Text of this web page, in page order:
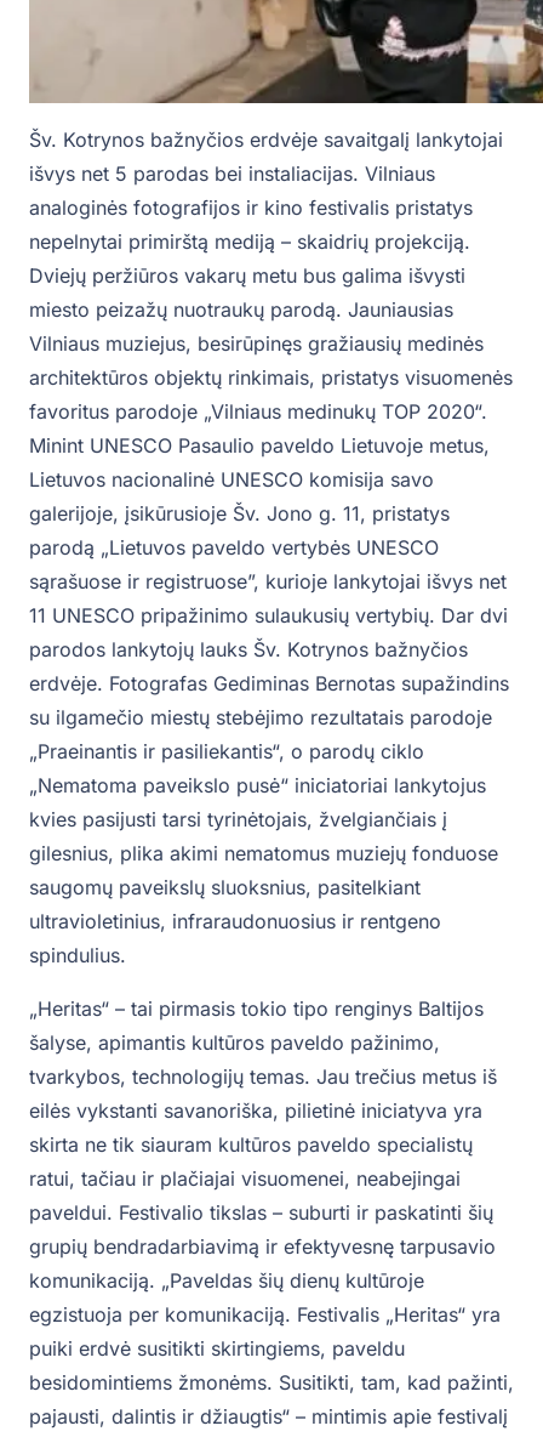
Šv. Kotrynos bažnyčios erdvėje savaitgalį lankytojai
išvys net 5 parodas bei instaliacijas. Vilniaus
analoginės fotografijos ir kino festivalis pristatys
nepelnytai primirštą mediją – skaidrių projekciją.
Dviejų peržiūros vakarų metu bus galima išvysti
miesto peizažų nuotraukų parodą. Jauniausias
Vilniaus muziejus, besirūpinęs gražiausių medinės
architektūros objektų rinkimais, pristatys visuomenės
favoritus parodoje „Vilniaus medinukų TOP 2020“.
Minint UNESCO Pasaulio paveldo Lietuvoje metus,
Lietuvos nacionalinė UNESCO komisija savo
galerijoje, įsikūrusioje Šv. Jono g. 11, pristatys
parodą „Lietuvos paveldo vertybės UNESCO
sąrašuose ir registruose”, kurioje lankytojai išvys net
11 UNESCO pripažinimo sulaukusių vertybių. Dar dvi
parodos lankytojų lauks Šv. Kotrynos bažnyčios
erdvėje. Fotografas Gediminas Bernotas supažindins
su ilgamečio miestų stebėjimo rezultatais parodoje
„Praeinantis ir pasiliekantis“, o parodų ciklo
„Nematoma paveikslo pusė“ iniciatoriai lankytojus
kvies pasijusti tarsi tyrinėtojais, žvelgiančiais į
gilesnius, plika akimi nematomus muziejų fonduose
saugomų paveikslų sluoksnius, pasitelkiant
ultravioletinius, infraraudonuosius ir rentgeno
spindulius.
„Heritas“ – tai pirmasis tokio tipo renginys Baltijos
šalyse, apimantis kultūros paveldo pažinimo,
tvarkybos, technologijų temas. Jau trečius metus iš
eilės vykstanti savanoriška, pilietinė iniciatyva yra
skirta ne tik siauram kultūros paveldo specialistų
ratui, tačiau ir plačiajai visuomenei, neabejingai
paveldui. Festivalio tikslas – suburti ir paskatinti šių
grupių bendradarbiavimą ir efektyvesnę tarpusavio
komunikaciją. „Paveldas šių dienų kultūroje
egzistuoja per komunikaciją. Festivalis „Heritas“ yra
puiki erdvė susitikti skirtingiems, paveldu
besidomintiems žmonėms. Susitikti, tam, kad pažinti,
pajausti, dalintis ir džiaugtis“ – mintimis apie festivalį